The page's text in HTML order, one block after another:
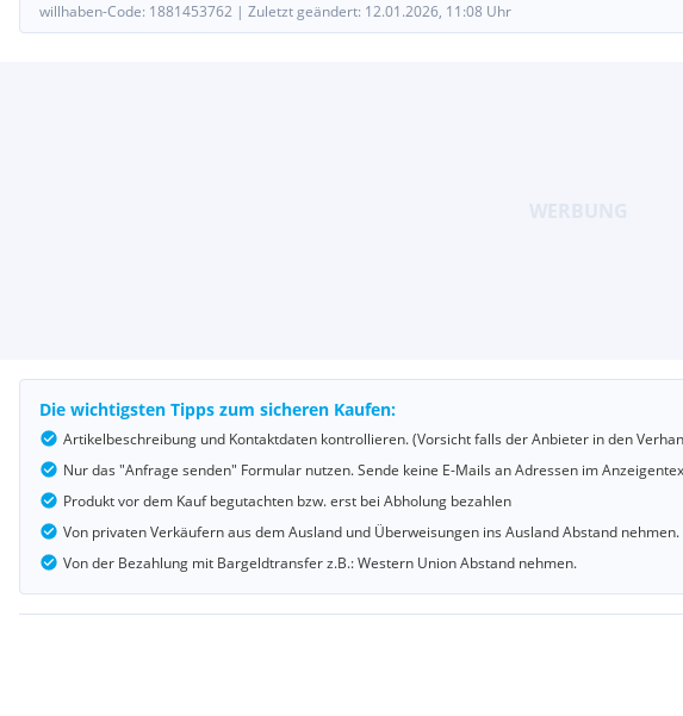
willhaben-Code: 1881453762 | Zuletzt geändert: 12.01.2026, 11:08 Uhr
Die wichtigsten Tipps zum sicheren Kaufen:
Artikelbeschreibung und Kontaktdaten kontrollieren. (Vorsicht falls der Anbieter in den
Nur das "Anfrage senden" Formular nutzen. Sende keine E-Mails an Adressen im
Produkt vor dem Kauf begutachten bzw. erst bei Abholung bezahlen
Von privaten Verkäufern aus dem Ausland und Überweisungen ins Ausland Abstand nehmen.
Von der Bezahlung mit Bargeldtransfer z.B.: Western Union Abstand nehmen.